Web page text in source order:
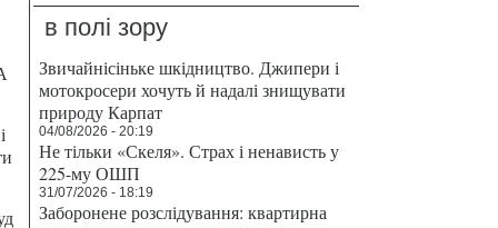
в полі зору
Звичайнісіньке шкідництво. Джипери і
мотокросери хочуть й надалі знищувати
природу Карпат
04/08/2026 - 20:19
Не тільки «Скеля». Страх і ненависть у
225-му ОШП
31/07/2026 - 18:19
Заборонене розслідування: квартирна